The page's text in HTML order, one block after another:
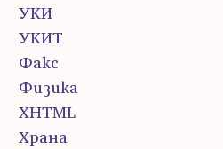
УКИ
УКИТ
Факс
Физика
ХHTML
Храна